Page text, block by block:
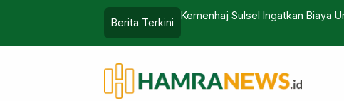
Berita Terkini
Kemenhaj Sulsel Ingatkan Biaya